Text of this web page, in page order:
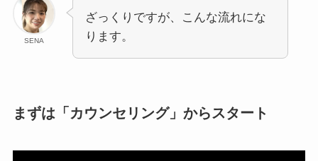
SENA
ざっくりですが、こんな流れにな
ります。
まずは「カウンセリング」からスタート